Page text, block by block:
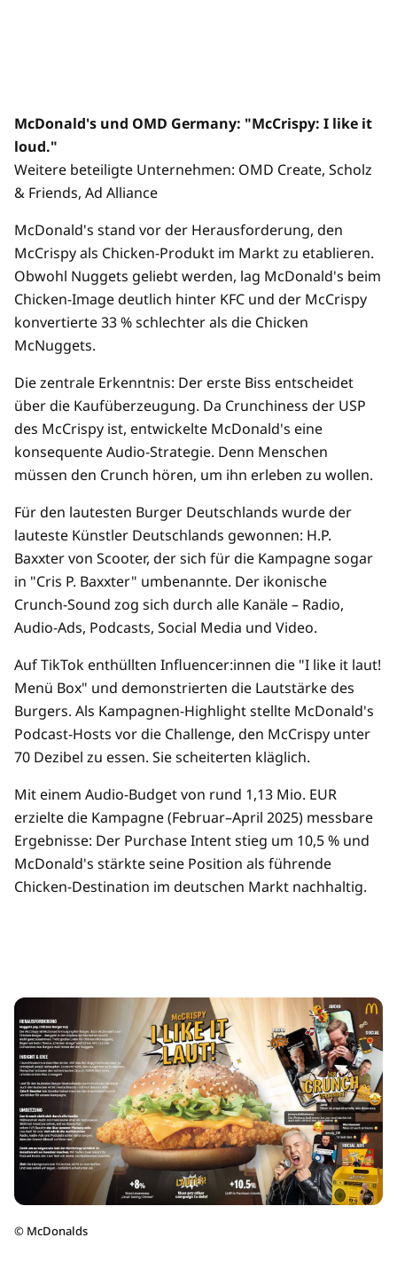
McDonald's und OMD Germany: "McCrispy: I like it
loud."
Weitere beteiligte Unternehmen: OMD Create, Scholz
& Friends, Ad Alliance
McDonald's stand vor der Herausforderung, den
McCrispy als Chicken-Produkt im Markt zu etablieren.
Obwohl Nuggets geliebt werden, lag McDonald's beim
Chicken-Image deutlich hinter KFC und der McCrispy
konvertierte 33 % schlechter als die Chicken
McNuggets.
Die zentrale Erkenntnis: Der erste Biss entscheidet
über die Kaufüberzeugung. Da Crunchiness der USP
des McCrispy ist, entwickelte McDonald's eine
konsequente Audio-Strategie. Denn Menschen
müssen den Crunch hören, um ihn erleben zu wollen.
Für den lautesten Burger Deutschlands wurde der
lauteste Künstler Deutschlands gewonnen: H.P.
Baxxter von Scooter, der sich für die Kampagne sogar
in "Cris P. Baxxter" umbenannte. Der ikonische
Crunch-Sound zog sich durch alle Kanäle – Radio,
Audio-Ads, Podcasts, Social Media und Video.
Auf TikTok enthüllten Influencer:innen die "I like it laut!
Menü Box" und demonstrierten die Lautstärke des
Burgers. Als Kampagnen-Highlight stellte McDonald's
Podcast-Hosts vor die Challenge, den McCrispy unter
70 Dezibel zu essen. Sie scheiterten kläglich.
Mit einem Audio-Budget von rund 1,13 Mio. EUR
erzielte die Kampagne (Februar–April 2025) messbare
Ergebnisse: Der Purchase Intent stieg um 10,5 % und
McDonald's stärkte seine Position als führende
Chicken-Destination im deutschen Markt nachhaltig.
© McDonalds